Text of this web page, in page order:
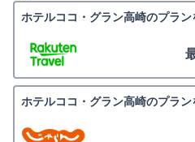
ホテルココ・グラン高崎のプラン
ホテルココ・グラン高崎のプラン